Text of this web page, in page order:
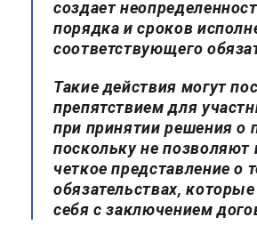
создает
порядка и сроков
соответствующего
Такие действия могут
препятствием для
при принятии решения о
поскольку не позволяют
четкое представление о
обязательствах,
себя с заключением